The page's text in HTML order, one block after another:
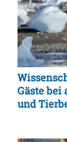
Gäste bei
und